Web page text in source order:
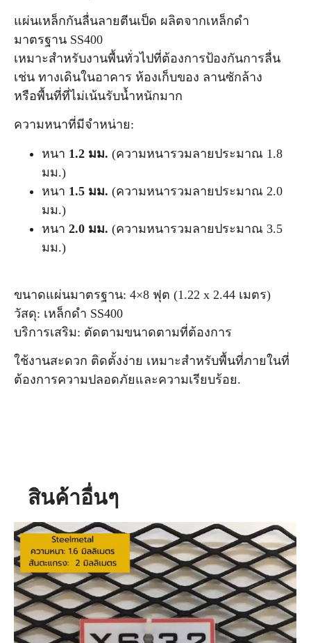
แผ่นเหล็กกันลื่นลายตีนเป็ด ผลิตจากเหล็กดำ
มาตรฐาน SS400
เหมาะสำหรับงานพื้นทั่วไปที่ต้องการป้องกันการลื่น
เช่น ทางเดินในอาคาร ห้องเก็บของ ลานซักล้าง
หรือพื้นที่ที่ไม่เน้นรับน้ำหนักมาก
ความหนาที่มีจำหน่าย:
หนา 1.2 มม. (ความหนารวมลายประมาณ 1.8
มม.)
หนา 1.5 มม. (ความหนารวมลายประมาณ 2.0
มม.)
หนา 2.0 มม. (ความหนารวมลายประมาณ 3.5
มม.)
ขนาดแผ่นมาตรฐาน: 4×8 ฟุต (1.22 x 2.44 เมตร)
วัสดุ: เหล็กดำ SS400
บริการเสริม: ตัดตามขนาดตามที่ต้องการ
ใช้งานสะดวก ติดตั้งง่าย เหมาะสำหรับพื้นที่ภายในที่
ต้องการความปลอดภัยและความเรียบร้อย.
สินค้าอื่นๆ